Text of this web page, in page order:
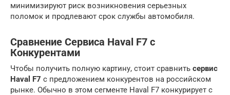
минимизируют риск возникновения серьезных
поломок и продлевают срок службы автомобиля.
Сравнение Сервиса Haval F7 с
Конкурентами
Чтобы получить полную картину, стоит сравнить сервис
Haval F7 с предложением конкурентов на российском
рынке. Обычно в этом сегменте Haval F7 конкурирует с